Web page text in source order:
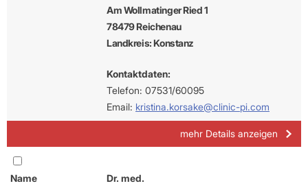
Am Wollmatinger Ried 1
78479 Reichenau
Landkreis: Konstanz
Kontaktdaten:
Telefon: 07531/60095
Email: kristina.korsake@clinic-pi.com
mehr Details anzeigen
Name
Dr. med.